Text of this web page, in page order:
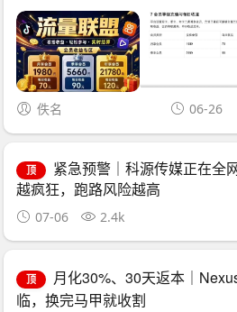
佚名 06-26
顶
紧急预警｜科源传媒正在全
越疯狂，跑路风险越高
07-06 2.4k
顶
月化30%、30天返本｜
临，换完马甲就收割